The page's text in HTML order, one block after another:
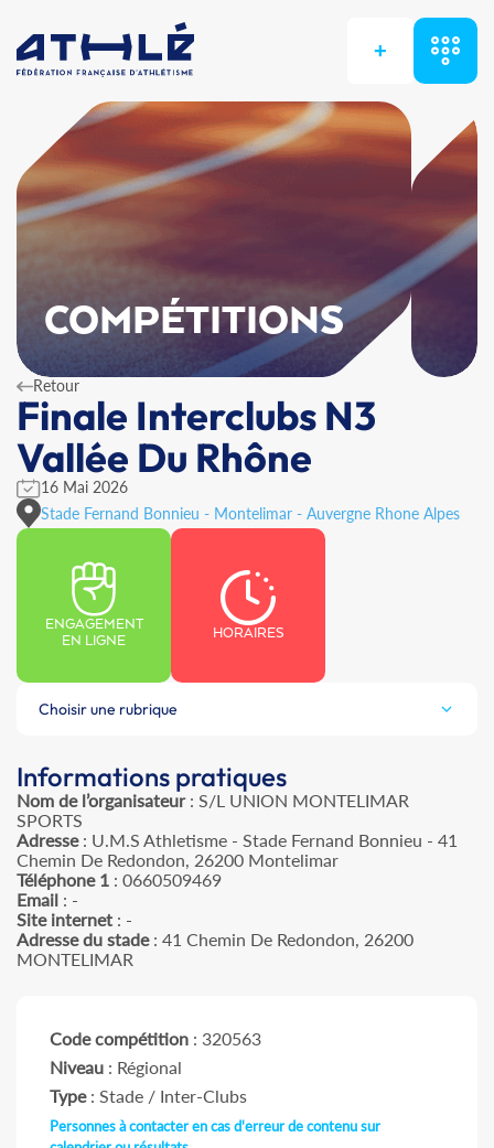
+
COMPÉTITIONS
Retour
Finale Interclubs N3
Vallée Du Rhône
16 Mai 2026
Stade Fernand Bonnieu - Montelimar - Auvergne Rhone Alpes
ENGAGEMENT
EN LIGNE
HORAIRES
Choisir une rubrique
Informations pratiques
Nom de l’organisateur: S/L UNION MONTELIMAR
SPORTS
Adresse: U.M.S Athletisme - Stade Fernand Bonnieu - 41
Chemin De Redondon, 26200 Montelimar
Téléphone 1 : 0660509469
Email : -
Site internet : -
Adresse du stade: 41 Chemin De Redondon, 26200
MONTELIMAR
Code compétition : 320563
Niveau : Régional
Type: Stade / Inter-Clubs
Personnes à contacter en cas d'erreur de contenu sur